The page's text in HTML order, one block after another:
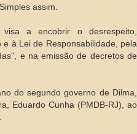
assim.
a encobrir o desrespeito,
à Lei de Responsabilidade, pela
e na emissão de decretos de
do segundo governo de Dilma,
Eduardo Cunha (PMDB-RJ), ao